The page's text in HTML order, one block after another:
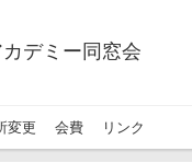
デミー同窓会
変更 会費 リンク